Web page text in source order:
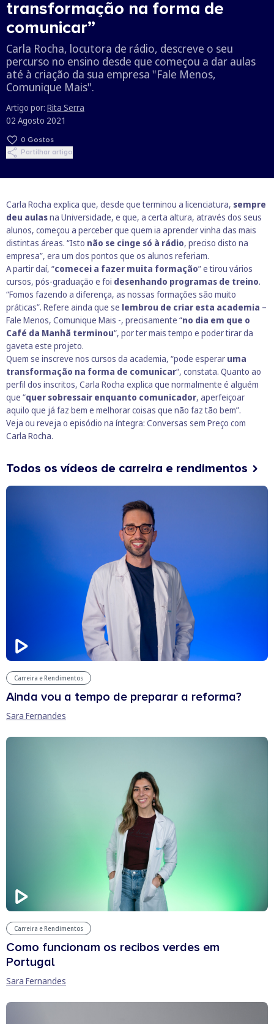
transformação na forma de
comunicar”
Carla Rocha, locutora de rádio, descreve o seu
percurso no ensino desde que começou a dar aulas
até à criação da sua empresa "Fale Menos,
Comunique Mais".
Artigo por: Rita Serra
02 Agosto 2021
0 Gostos
Partilhar artigo
Carla Rocha explica que, desde que terminou a licenciatura, sempre
deu aulasna Universidade, e que, a certa altura, através dos seus
alunos, começou a perceber que quem ia aprender vinha das mais
distintas áreas. “Isto não se cinge só à rádio, preciso disto na
empresa”, era um dos pontos que os alunos referiam.
A partir daí, “comecei a fazer muita formação” e tirou vários
cursos, pós-graduação e foi desenhando programas de treino.
“Fomos fazendo a diferença, as nossas formações são muito
práticas”. Refere ainda que se lembrou de criar esta academia –
Fale Menos, Comunique Mais -, precisamente “no dia em que o
Café da Manhã terminou“, por ter mais tempo e poder tirar da
gaveta este projeto.
Quem se inscreve nos cursos da academia, “pode esperar uma
transformação na forma de comunicar“, constata. Quanto ao
perfil dos inscritos, Carla Rocha explica que normalmente é alguém
que “quer sobressair enquanto comunicador, aperfeiçoar
aquilo que já faz bem e melhorar coisas que não faz tão bem”.
Veja ou reveja o episódio na íntegra: Conversas sem Preço com
Carla Rocha.
Todos os vídeos de carreira e rendimentos
Carreira e Rendimentos
Ainda vou a tempo de preparar a reforma?
Sara Fernandes
Carreira e Rendimentos
Como funcionam os recibos verdes em
Portugal
Sara Fernandes